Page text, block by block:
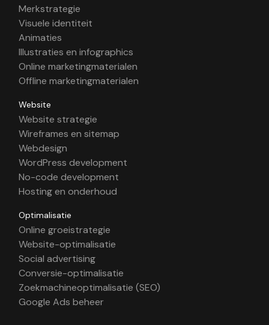
Merkstrategie
Visuele identiteit
Animaties
Illustraties en infographics
Online marketingmaterialen
Offline marketingmaterialen
Website
Website strategie
Wireframes en sitemap
Webdesign
WordPress development
No-code development
Hosting en onderhoud
Optimalisatie
Online groeistrategie
Website-optimalisatie
Social advertising
Conversie-optimalisatie
Zoekmachineoptimalisatie (SEO)
Google Ads beheer